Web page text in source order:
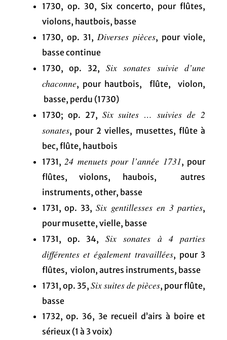
1730, op. 30, Six concerto, pour flûtes,
violons, hautbois, basse
1730, op. 31, Diverses pièces, pour viole,
basse continue
1730, op. 32, Six sonates suivie d’une
chaconne, pour hautbois, flûte, violon,
basse, perdu (1730)
1730; op. 27, Six suites … suivies de 2
sonates, pour 2 vielles, musettes, flûte à
bec, flûte, hautbois
1731,24 menuets pour l’année 1731, pour
flûtes, violons, haubois, autres
instruments, other, basse
1731, op. 33,Six gentillesses en 3 parties,
pour musette, vielle, basse
1731, op. 34, Six sonates à 4 parties
différentes et également travaillées, pour 3
flûtes, violon, autres instruments, basse
1731, op. 35, Six suites de pièces, pour flûte,
basse
1732, op. 36, 3e recueil d’airs à boire et
sérieux (1 à 3 voix)